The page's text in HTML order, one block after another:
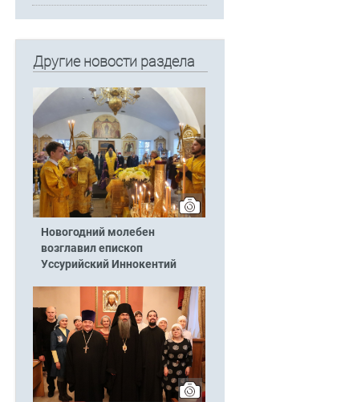
Другие новости раздела
Новогодний молебен
возглавил епископ
Уссурийский Иннокентий